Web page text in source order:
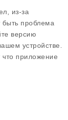
из-за
быть проблема
версию
устройстве.
приложение